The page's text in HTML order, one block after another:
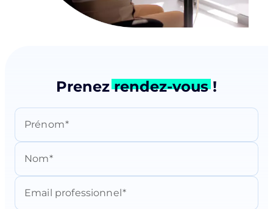
Prenezrendez-vous!
Prénom
Nom
Email professionnel